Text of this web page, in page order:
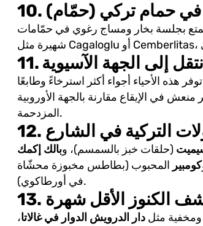
في حمام تركي (حمّام)
بجلسة بخار ومساج رغوي في حمّامات
11. انتقل إلى الجهة الآسيوية
هذه الأحياء أجواء أكثر استرخاءً وطابعًا
في الإيقاع مقارنة بالجهة الأوروبية
المزدحمة.
التركية في الشارع
(حلقات خبز بالسمسم)، وبالك إكمك
كومبير
المحبوب (بطاطس مخبوزة محشّاة
في أورطاكوي).
الكنوز الأقل شهرة
ومخفية مثلدار الدرويش الدوار في غالاتا،